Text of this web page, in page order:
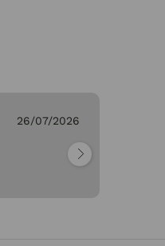
26/07/2026